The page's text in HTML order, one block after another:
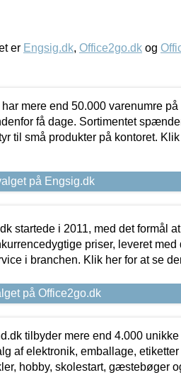
er Engsig.dk, Office2go.dk og
mere end 50.000 varenumre
få dage. Sortimentet
til små produkter på kontoret.
på Engsig.dk
startede i 2011, med det formål
priser, leveret med
i branchen. Klik her for at se
på Office2go.dk
tilbyder mere end 4.000
af elektronik, emballage,
hobby, skolestart, gæstebøger